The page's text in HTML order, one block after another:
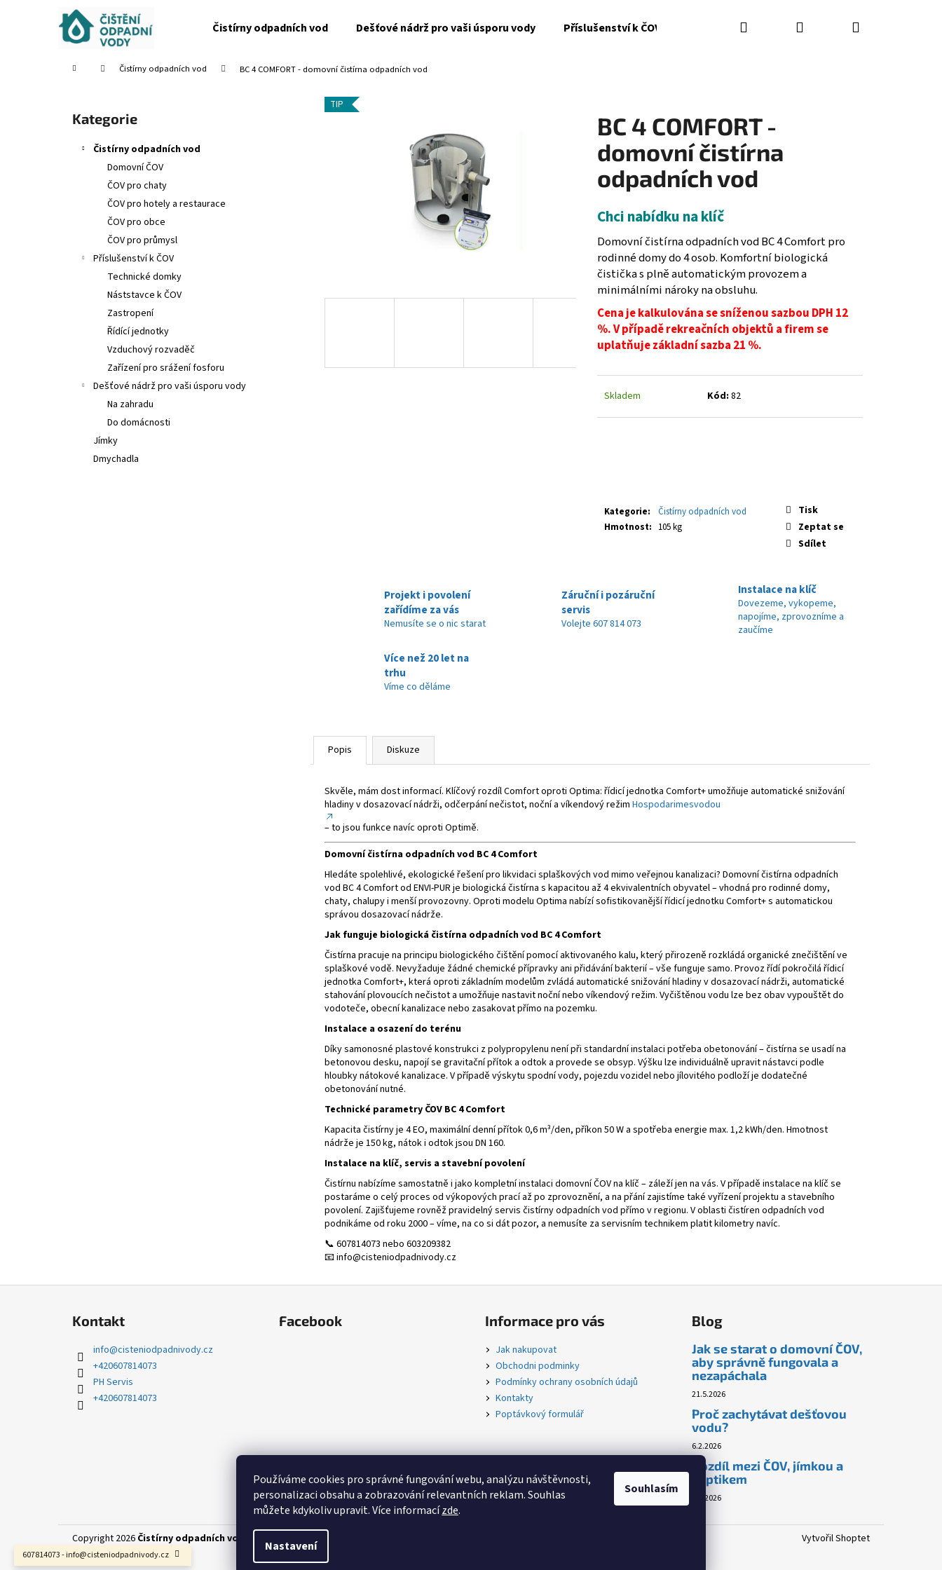
Používáme cookies pro správné fungování webu, analýzu návštěvnosti,
personalizaci obsahu a zobrazování relevantních reklam. Souhlas
můžete kdykoliv upravit. Více informacízde.
Nastavení
Souhlasím
607814073 - info@cisteniodpadnivody.cz
Čistírny odpadních vod Dešťové nádrž pro vaši úsporu vody Příslušenství k ČOV Čistírna odpadních vod na klíč
Hledat PřihlášeníNákupní
Domů Čistírny odpadních vod BC 4 COMFORT - domovní čistírna odpadních vod
Přeskočit
kategorie
Kategorie
Čistírny odpadních vod
Domovní ČOV
ČOV pro chaty
ČOV pro hotely a restaurace
ČOV pro obce
ČOV pro průmysl
Příslušenství k ČOV
Technické domky
Náststavce k ČOV
Zastropení
Řídící jednotky
Vzduchový rozvaděč
Zařízení pro srážení fosforu
Dešťové nádrž pro vaši úsporu vody
Na zahradu
Do domácnosti
Jímky
Dmychadla
BC 4 COMFORT -
domovní čistírna
odpadních vod
Chci nabídku na klíč
Domovní čistírna odpadních vod BC 4 Comfort pro
rodinné domy do 4 osob. Komfortní biologická
čistička s plně automatickým provozem a
minimálními nároky na obsluhu.
Cena je kalkulována se sníženou sazbou DPH 12
%. V případě rekreačních objektů a firem se
uplatňuje základní sazba 21 %.
Skladem Kód: 82
Kategorie:
Čistírny odpadních vod
Hmotnost: 105 kg
Tisk
Zeptat se
Sdílet
TIP
Projekt i povolení
zařídíme za vás
Nemusíte se o nic starat
Záruční i pozáruční
servis
Volejte 607 814 073
Instalace na klíč
Dovezeme, vykopeme,
napojíme, zprovozníme a
zaučíme
Více než 20 let na
trhu
Víme co děláme
Popis Diskuze
Skvěle, mám dost informací. Klíčový rozdíl Comfort oproti Optima: řídicí jednotka Comfort+ umožňuje automatické snižování
hladiny v dosazovací nádrži, odčerpání nečistot, noční a víkendový režim Hospodarimesvodou
– to jsou funkce navíc oproti Optimě.
Domovní čistírna odpadních vod BC 4 Comfort
Hledáte spolehlivé, ekologické řešení pro likvidaci splaškových vod mimo veřejnou kanalizaci? Domovní čistírna odpadních
vod BC 4 Comfort od ENVI-PUR je biologická čistírna s kapacitou až 4 ekvivalentních obyvatel – vhodná pro rodinné domy,
chaty, chalupy i menší provozovny. Oproti modelu Optima nabízí sofistikovanější řídicí jednotku Comfort+ s automatickou
správou dosazovací nádrže.
Jak funguje biologická čistírna odpadních vod BC 4 Comfort
Čistírna pracuje na principu biologického čištění pomocí aktivovaného kalu, který přirozeně rozkládá organické znečištění ve
splaškové vodě. Nevyžaduje žádné chemické přípravky ani přidávání bakterií – vše funguje samo. Provoz řídí pokročilá řídicí
jednotka Comfort+, která oproti základním modelům zvládá automatické snižování hladiny v dosazovací nádrži, automatické
stahování plovoucích nečistot a umožňuje nastavit noční nebo víkendový režim. Vyčištěnou vodu lze bez obav vypouštět do
vodoteče, obecní kanalizace nebo zasakovat přímo na pozemku.
Instalace a osazení do terénu
Díky samonosné plastové konstrukci z polypropylenu není při standardní instalaci potřeba obetonování – čistírna se usadí na
betonovou desku, napojí se gravitační přítok a odtok a provede se obsyp. Výšku lze individuálně upravit nástavci podle
hloubky nátokové kanalizace. V případě výskytu spodní vody, pojezdu vozidel nebo jílovitého podloží je dodatečné
obetonování nutné.
Technické parametry ČOV BC 4 Comfort
Kapacita čistírny je 4 EO, maximální denní přítok 0,6 m³/den, příkon 50 W a spotřeba energie max. 1,2 kWh/den. Hmotnost
nádrže je 150 kg, nátok i odtok jsou DN 160.
Instalace na klíč, servis a stavební povolení
Čistírnu nabízíme samostatně i jako kompletní instalaci domovní ČOV na klíč – záleží jen na vás. V případě instalace na klíč se
postaráme o celý proces od výkopových prací až po zprovoznění, a na přání zajistíme také vyřízení projektu a stavebního
povolení. Zajišťujeme rovněž pravidelný servis čistírny odpadních vod přímo v regionu. V oblasti čistíren odpadních vod
podnikáme od roku 2000 – víme, na co si dát pozor, a nemusíte za servisním technikem platit kilometry navíc.
📞 607814073 nebo 603209382
📧 info@cisteniodpadnivody.cz
Zpět
Zpět
Co potřebujete najít?
Doporučujeme
Kontakt
info@cisteniodpadnivody.cz
+420607814073
PH Servis
+420607814073
Facebook Informace pro vás
Jak nakupovat
Obchodni podminky
Podmínky ochrany osobních údajů
Kontakty
Poptávkový formulář
Blog
Jak se starat o domovní ČOV,
aby správně fungovala a
nezapáchala
21.5.2026
Proč zachytávat dešťovou
vodu?
6.2.2026
Rozdíl mezi ČOV, jímkou a
septikem
6.2.2026
Vytvořil Shoptet
Copyright 2026 Čistírny odpadních vod — dodávka, montáž, servis